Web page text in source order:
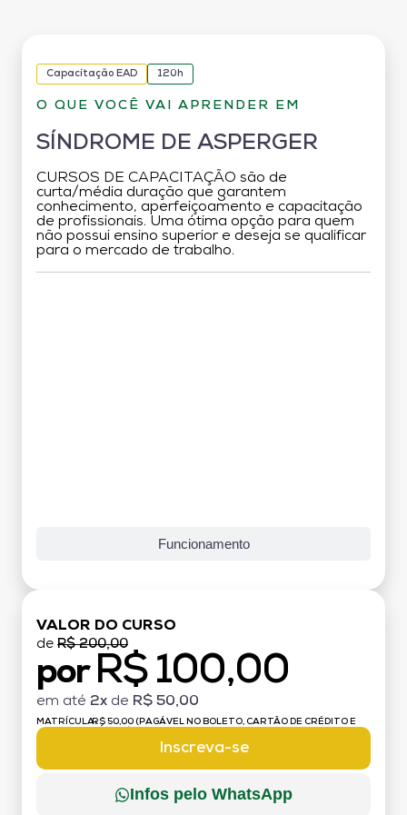
Capacitação EAD 120h
O QUE VOCÊ VAI APRENDER EM
SÍNDROME DE ASPERGER
CURSOS DE CAPACITAÇÃO são de
curta/média duração que garantem
conhecimento, aperfeiçoamento e capacitação
de profissionais. Uma ótima opção para quem
não possui ensino superior e deseja se qualificar
para o mercado de trabalho.
Funcionamento
VALOR DO CURSO
de R$ 200,00
por R$ 100,00
em até 2x de R$ 50,00
MATRÍCULA:R$ 50,00 (PAGÁVEL NO BOLETO, CARTÃO DE CRÉDITO E
Inscreva-se
Infos pelo WhatsApp